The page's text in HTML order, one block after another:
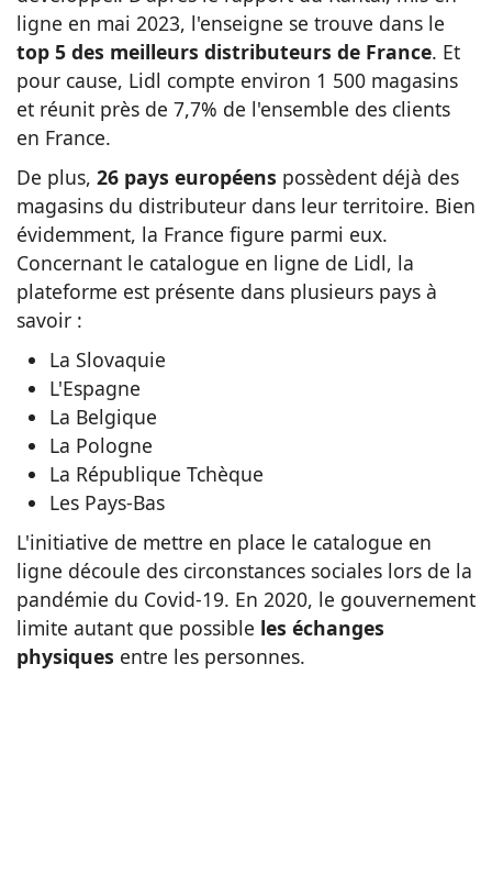
ligne en mai 2023, l'enseigne se trouve dans le
top 5 des meilleurs distributeurs de France. Et
pour cause, Lidl compte environ 1 500 magasins
et réunit près de 7,7% de l'ensemble des clients
en France.
De plus, 26 pays européens possèdent déjà des
magasins du distributeur dans leur territoire. Bien
évidemment, la France figure parmi eux.
Concernant le catalogue en ligne de Lidl, la
plateforme est présente dans plusieurs pays à
savoir :
La Slovaquie
L'Espagne
La Belgique
La Pologne
La République Tchèque
Les Pays-Bas
L'initiative de mettre en place le catalogue en
ligne découle des circonstances sociales lors de la
pandémie du Covid-19. En 2020, le gouvernement
limite autant que possible les échanges
physiques entre les personnes.